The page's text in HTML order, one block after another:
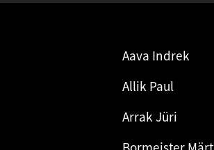
Aava Indrek
Allik Paul
Arrak Jüri